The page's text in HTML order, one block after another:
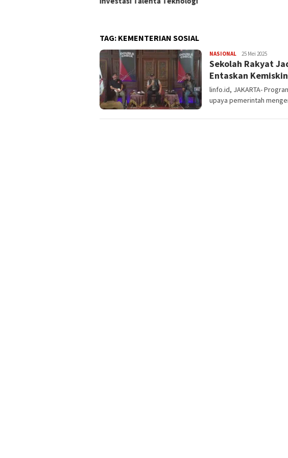
TAG: KEMENTERIAN SOSIAL
NASIONAL Redaksi
25 Mei 2025
Sekolah Rakyat
Entaskan
linfo.id, JAKARTA-
upaya pemerintah